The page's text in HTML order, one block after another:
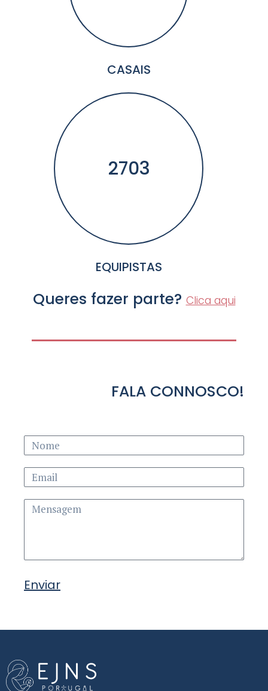
CASAIS
EQUIPISTAS
2703
Queres fazer parte?Clica aqui
FALA CONNOSCO!
Enviar